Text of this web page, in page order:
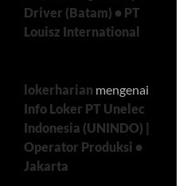
Driver (Batam) • PT
Louisz International
lokerharian mengenai
Info Loker PT Unelec
Indonesia (UNINDO) |
Operator Produksi •
Jakarta